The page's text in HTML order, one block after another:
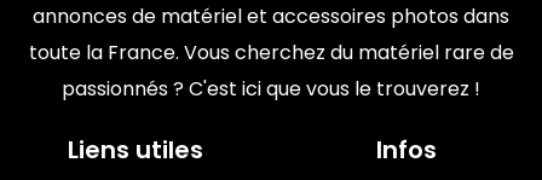
annonces de matériel et accessoires photos dans
toute la France. Vous cherchez du matériel rare de
passionnés ? C'est ici que vous le trouverez !
Liens utiles Infos